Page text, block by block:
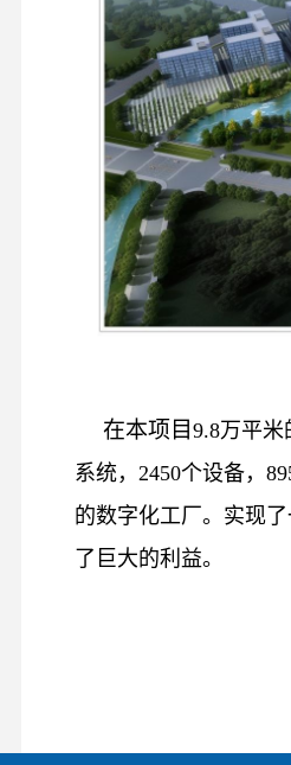
在本项目 9.8万平米
系统，2450个设备，
的数字化工厂。实现
了巨大的利益。